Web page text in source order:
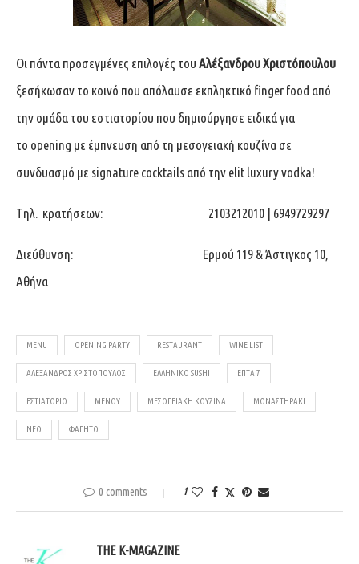
Οι πάντα προσεγμένες επιλογές του Αλέξανδρου Χριστόπουλου
ξεσήκωσαν το κοινό που απόλαυσε εκπληκτικό finger food από
την ομάδα του εστιατορίου που δημιούργησε ειδικά για
το opening με έμπνευση από τη μεσογειακή κουζίνα σε
συνδυασμό με signature cocktails από την elit luxury vodka!
Tηλ. κρατήσεων: 2103212010 | 6949729297
Διεύθυνση: Ερμού 119 & Άστιγκος 10,
Αθήνα
MENU OPENING PARTY RESTAURANT WINE LIST
ΑΛΈΞΑΝΔΡΟΣ ΧΡΙΣΤΌΠΟΥΛΟΣ ΕΛΛΗΝΙΚΌ SUSHI ΕΠΤΆ 7
ΕΣΤΙΑΤΌΡΙΟ ΜΕΝΟΎ ΜΕΣΟΓΕΙΑΚΉ ΚΟΥΖΊΝΑ ΜΟΝΑΣΤΗΡΆΚΙ
ΝΈΟ ΦΑΓΗΤΌ
0 comments 1
THE K-MAGAZINE